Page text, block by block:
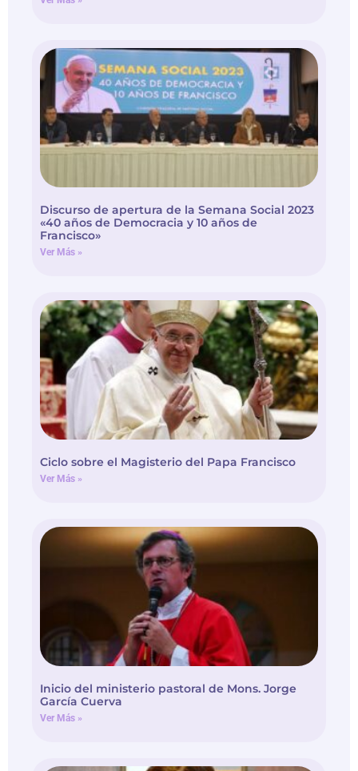
Discurso de apertura de la Semana Social 2023
«40 años de Democracia y 10 años de
Francisco»
Ver Más »
Ciclo sobre el Magisterio del Papa Francisco
Ver Más »
Inicio del ministerio pastoral de Mons. Jorge
García Cuerva
Ver Más »